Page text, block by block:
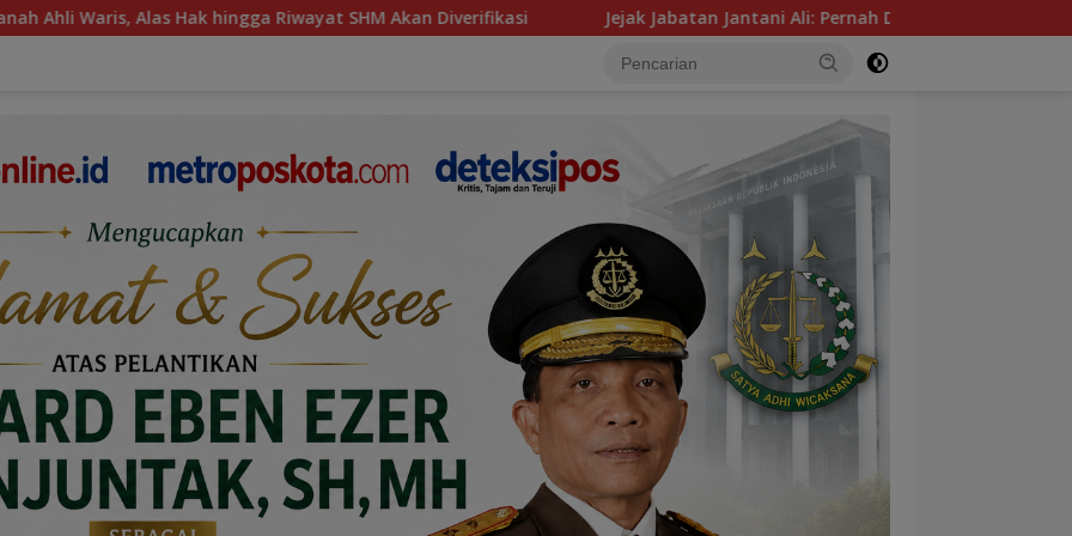
hingga Riwayat SHM Akan Diverifikasi Jejak Jabatan Jantani Ali: Pernah Demosi, Diperiksa Kasus Korupsi hingga